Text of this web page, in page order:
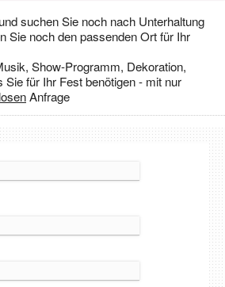
Geburtstagsfeier
Hochzeit
Weihnachtsfeier
suchen Sie noch nach Unterhaltung
Sie noch den passenden Ort für Ihr
Show-Programm, Dekoration,
Sie für Ihr Fest benötigen - mit nur
Anfrage